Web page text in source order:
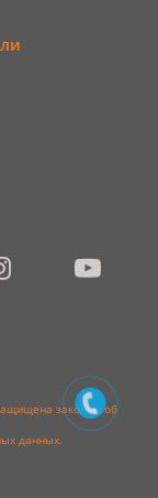
законом об
данных.